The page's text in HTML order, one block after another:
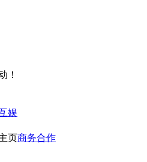
！
娱
页商务合作